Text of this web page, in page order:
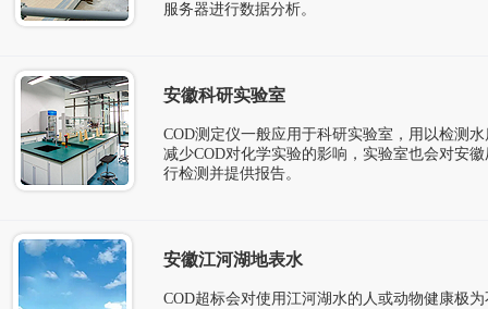
服务器进行数据分析。
安徽科研实验室
COD测定仪一般应用于科研实验室，用以检测
减少COD对化学实验的影响，实验室也会对安
行检测并提供报告。
安徽江河湖地表水
COD超标会对使用江河湖水的人或动物健康极